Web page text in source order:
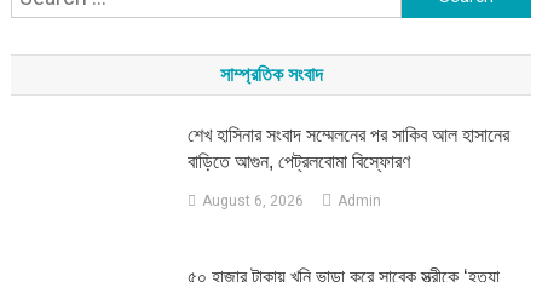
সাম্প্রতিক সংবাদ
শেখ হাসিনার সংবাদ সম্মেলনের পর সাকিব আল হাসানের
বাড়িতে আগুন, পেট্রলবোমা বিস্ফোরণ
August 6, 2026 Admin
৫০ হাজার টাকায় খুনি ভাড়া করে সাবেক স্ত্রীকে ‘হত্যা